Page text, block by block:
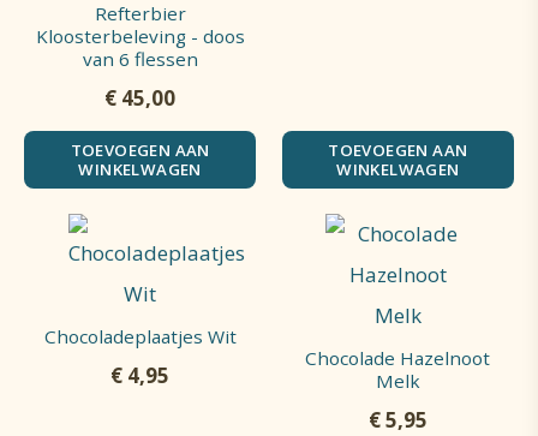
Refterbier
Kloosterbeleving - doos
van 6 flessen
€ 45,00
TOEVOEGEN AAN
WINKELWAGEN
TOEVOEGEN AAN
WINKELWAGEN
Chocoladeplaatjes Wit
€ 4,95
Chocolade Hazelnoot
Melk
€5,95